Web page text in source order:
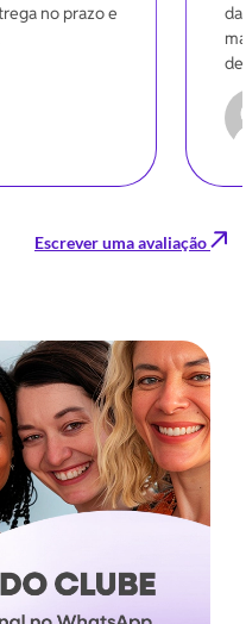
no prazo e
Escrever uma avaliação